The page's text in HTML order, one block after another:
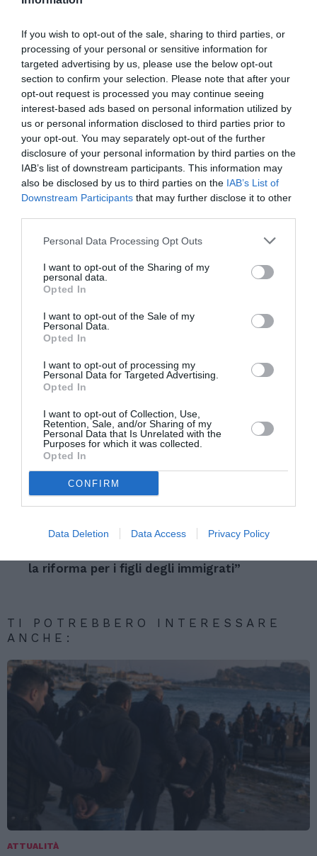
If you wish to opt-out of the sale, sharing to third parties, or
processing of your personal or sensitive information for
targeted advertising by us, please use the below opt-out
section to confirm your selection. Please note that after your
opt-out request is processed you may continue seeing
interest-based ads based on personal information utilized by
us or personal information disclosed to third parties prior to
your opt-out. You may separately opt-out of the further
disclosure of your personal information by third parties on the
IAB’s list of downstream participants. This information may
also be disclosed by us to third parties on the IAB’s List of
Downstream Participants that may further disclose it to other
Personal Data Processing Opt Outs
I want to opt-out of the Sharing of my
personal data.
Opted In
I want to opt-out of the Sale of my
Personal Data.
Opted In
I want to opt-out of processing my
Personal Data for Targeted Advertising.
Opted In
I want to opt-out of Collection, Use,
Retention, Sale, and/or Sharing of my
Personal Data that Is Unrelated with the
Purposes for which it was collected.
Opted In
CONFIRM
Data Deletion Data Access Privacy Policy
“Il discorso – ha detto Bossi – e’ molto semplice:
se manca la possibilita’ di offrire a queste
persone un’occupazione stabile si favorisce la
disgregazione sociale. Io avevo provato a dirlo
con la legge Bossi-Fini, ma per anni la sinistra
mi ha accusato di essere un razzista. Invece
penso che sia una scelta di buon senso. Altro
che razzismo”.
Quanto al rapporto fra il Carroccio e il Front
National aggiunge: “Quella di sposare la
posizione di Marine Le Pen e’ stata una decisione
presa da Salvini durante la campagna per le
numero di voti possibili. E per portare piu’
parlamentari leghisti in Europa. Ma si sapeva che
sarebbe stata una scelta momentanea e non
duratura”. Insomma “Salvini ha fissato un
obiettivo e lo ha raggiunto, ma alla lunga le
contraddizioni emergono”.
Articolo precedente
Renzi: “Chi dice immigrati come terroristi
Articolo seguente
la riforma per i figli degli immigrati”
TI POTREBBERO INTERESSARE
ANCHE:
ATTUALITÀ